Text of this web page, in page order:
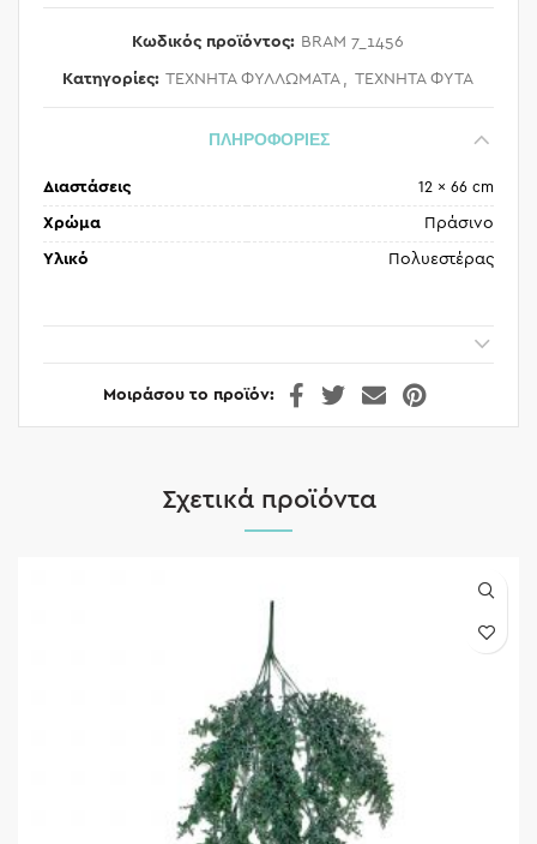
Κωδικός προϊόντος: BRAM 7_1456
Κατηγορίες: ΤΕΧΝΗΤΑ ΦΥΛΛΩΜΑΤΑ , ΤΕΧΝΗΤΑ ΦΥΤΑ
ΠΛΗΡΟΦΟΡΙΕΣ
Διαστάσεις 12 × 66 cm
Χρώμα Πράσινο
Υλικό Πολυεστέρας
Μοιράσου το προϊόν
Σχετικά προϊόντα